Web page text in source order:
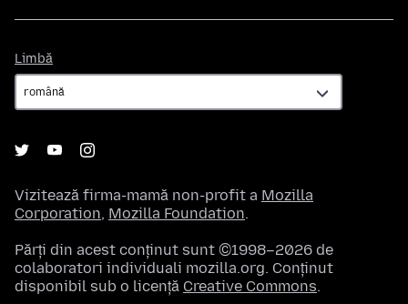
Limbă
Vizitează firma-mamă non-profit a Mozilla
Corporation, Mozilla Foundation.
Părți din acest conținut sunt ©1998–2026 de
colaboratori individuali mozilla.org. Conținut
disponibil sub o licență Creative Commons.